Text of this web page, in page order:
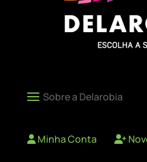
Minha Conta